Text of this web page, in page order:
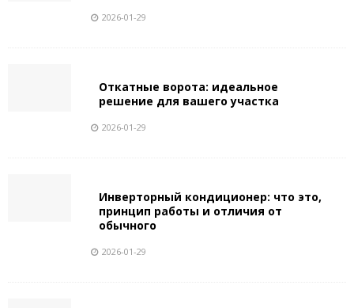
2026-01-29
Откатные ворота: идеальное
решение для вашего участка
2026-01-29
Инверторный кондиционер: что это,
принцип работы и отличия от
обычного
2026-01-29